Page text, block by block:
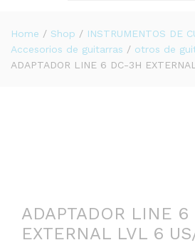
Home / Shop / INSTRUMENTOS DE
Accesorios de guitarras / otros de
ADAPTADOR LINE 6 DC-3H
ADAPTADOR LINE 6
EXTERNAL LVL 6